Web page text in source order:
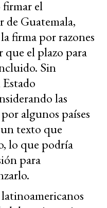
el
de Guatemala,
firma por razones
que el plazo para
Sin
las
algunos países
texto que
lo que podría
para